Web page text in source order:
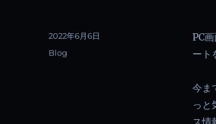
PC
ート
今ま
っと
投
稿
2022年6月6日
カ
Blog